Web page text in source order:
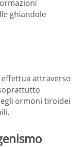
ghiandole
effettua attraverso
ormoni tiroidei